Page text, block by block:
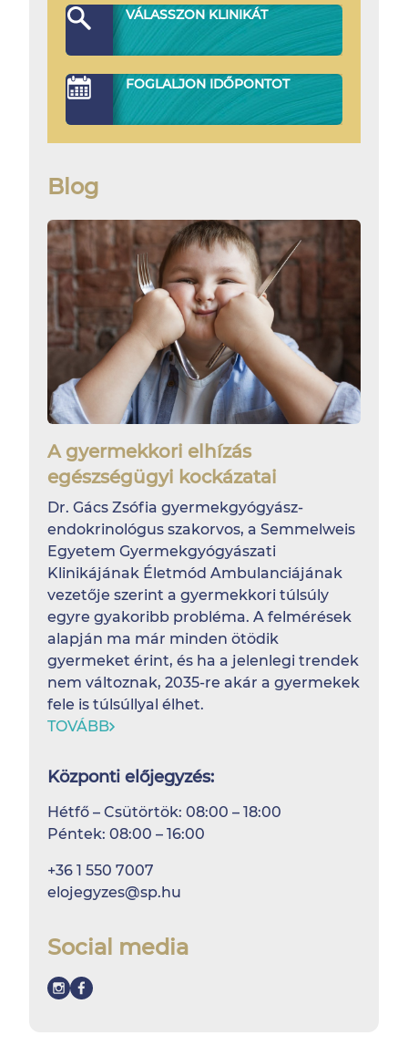
VÁLASSZON KLINIKÁT
FOGLALJON IDŐPONTOT
Blog
A gyermekkori elhízás
egészségügyi kockázatai
Dr. Gács Zsófia gyermekgyógyász-
endokrinológus szakorvos, a Semmelweis
Egyetem Gyermekgyógyászati
Klinikájának Életmód Ambulanciájának
vezetője szerint a gyermekkori túlsúly
egyre gyakoribb probléma. A felmérések
alapján ma már minden ötödik
gyermeket érint, és ha a jelenlegi trendek
nem változnak, 2035-re akár a gyermekek
fele is túlsúllyal élhet.
TOVÁBB
Központi előjegyzés:
Hétfő – Csütörtök: 08:00 – 18:00
Péntek: 08:00 – 16:00
+36 1 550 7007
elojegyzes@sp.hu
Social media